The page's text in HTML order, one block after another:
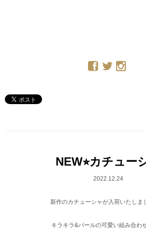
NEW⭐︎カチュー
2022.12.24
新作のカチューシャが入荷いたしま
キラキラ&パールの可愛い組み合わ